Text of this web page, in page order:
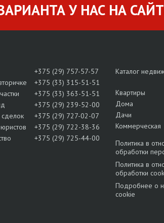
У НАС НА
+375 (29) 757-57-57
+375 (33) 315-51-51
+375 (33) 363-51-51
+375 (29) 239-52-00
+375 (29) 727-02-07
+375 (29) 722-38-36
+375 (29) 725-44-00
Каталог
Квартиры
Дома
Дачи
Коммерческая
Политика в
обработки
Политика в
обработки
Подробнее о
cookie